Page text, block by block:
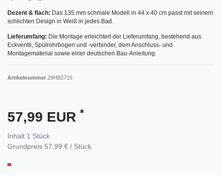
Dezent & flach: Das 135 mm schmale Modell in 44 x 40 cm passt mit seinem
schlichten Design in Weiß in jedes Bad.
Lieferumfang: Die Montage erleichtert der Lieferumfang, bestehend aus
Eckventil, Spülrohrbogen und -verbinder, dem Anschluss- und
Montagematerial sowie einer deutschen Bau-Anleitung.
Artikelnummer 29HB2715
57,99 EUR *
Inhalt 1 Stück
Grundpreis 57,99 € / Stück